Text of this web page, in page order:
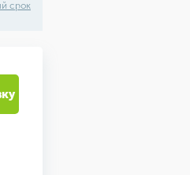
срок